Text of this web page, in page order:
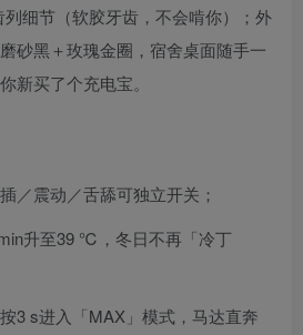
细节（软胶牙齿，不会啃你）；外
砂黑＋玫瑰金圈，宿舍桌面随手一
新买了个充电宝。
／震动／舌舔可独立开关；
升至39 ℃，冬日不再「冷丁
3 s进入「MAX」模式，马达直奔